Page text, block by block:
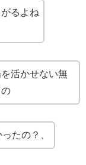
るよね
活かせない無
たの？、